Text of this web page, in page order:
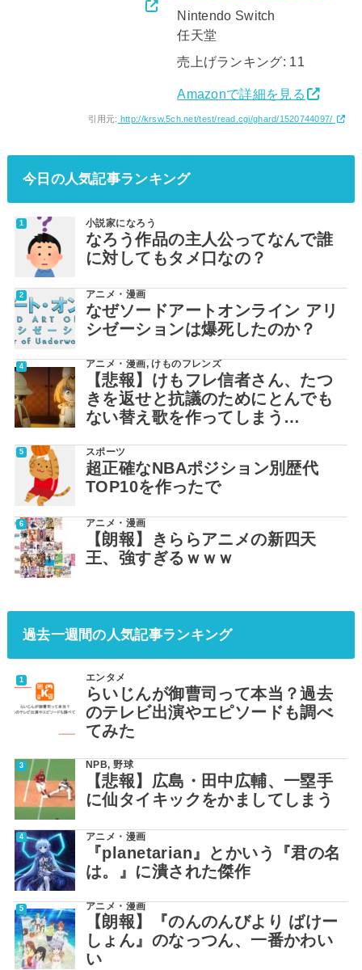
Nintendo Switch
任天堂
売上げランキング: 11
Amazonで詳細を見る
引用元: http://krsw.5ch.net/test/read.cgi/ghard/1520744097/
今日の人気記事ランキング
小説家になろう
なろう作品の主人公ってなんで誰
に対してもタメ口なの？
アニメ・漫画
なぜソードアートオンライン アリ
シゼーションは爆死したのか？
アニメ・漫画, けものフレンズ
【悲報】けもフレ信者さん、たつ
きを返せと抗議のためにとんでも
ない替え歌を作ってしまう…
スポーツ
超正確なNBAポジション別歴代
TOP10を作ったで
アニメ・漫画
【朗報】きららアニメの新四天
王、強すぎるｗｗｗ
過去一週間の人気記事ランキング
エンタメ
らいじんが御曹司って本当？過去
のテレビ出演やエピソードも調べ
てみた
NPB,野球
【悲報】広島・田中広輔、一塁手
に仙タイキックをかましてしまう
アニメ・漫画
『planetarian』とかいう『君の名
は。』に潰された傑作
アニメ・漫画
【朗報】『のんのんびより ばけー
しょん』のなっつん、一番かわい
い